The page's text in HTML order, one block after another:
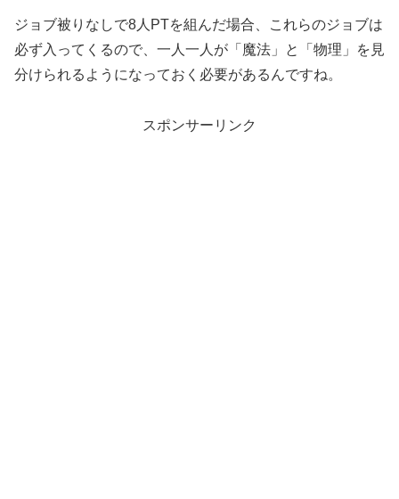
ジョブ被りなしで8人PTを組んだ場合、これらのジョブは
必ず入ってくるので、一人一人が「魔法」と「物理」を見
分けられるようになっておく必要があるんですね。
スポンサーリンク